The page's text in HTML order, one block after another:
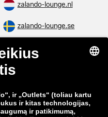
zalando-lounge.nl
zalando-lounge.se
zalando-lounge.dk
zalando-lounge.sk